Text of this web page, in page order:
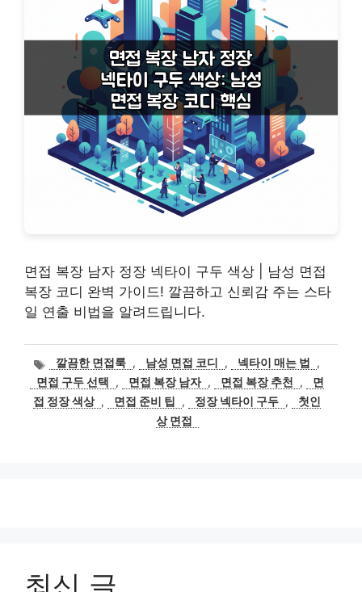
면접 복장 남자 정장 넥타이 구두 색상 | 남성 면접
복장 코디 완벽 가이드! 깔끔하고 신뢰감 주는 스타
일 연출 비법을 알려드립니다.
태
그
깔끔한 면접룩 , 남성 면접 코디 , 넥타이 매는 법
,
면접 구두 선택
, 면접 복장 남자 , 면접 복장 추천 ,
면
접 정장 색상 , 면접 준비 팁 , 정장 넥타이 구두 ,
첫인
상 면접
최신 글